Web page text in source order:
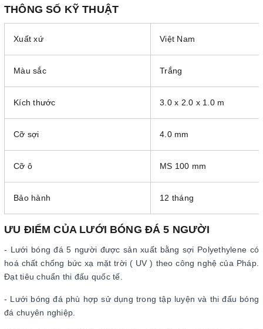
THÔNG SỐ KỸ THUẬT
Xuất xứ Việt Nam
Màu sắc Trắng
Kích thước 3.0 x 2.0 x 1.0 m
Cỡ sợi 4.0 mm
Cỡ ô MS 100 mm
Bảo hành 12 tháng
ƯU ĐIỂM CỦA LƯỚI BÓNG ĐÁ 5 NGƯỜI
- Lưới bóng đá 5 người được sản xuất bằng sợi Polyethylene có
hoá chất chống bức xạ mặt trời ( UV ) theo công nghệ của Pháp.
Đạt tiêu chuẩn thi đấu quốc tế.
- Lưới bóng đá phù hợp sử dụng trong tập luyện và thi đấu bóng
đá chuyên nghiệp.